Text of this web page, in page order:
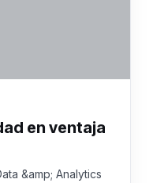
en ventaja
&amp; Analytics